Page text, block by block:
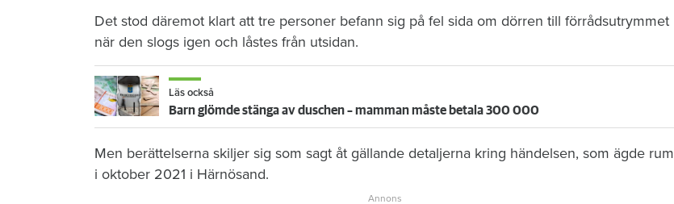
Det stod däremot klart att tre personer befann sig på fel sida om dörren till förrådsutrymmet
när den slogs igen och låstes från utsidan.
Läs också
Barn glömde stänga av duschen – mamman måste betala 300 000
Men berättelserna skiljer sig som sagt åt gällande detaljerna kring händelsen, som ägde rum
i oktober 2021 i Härnösand.